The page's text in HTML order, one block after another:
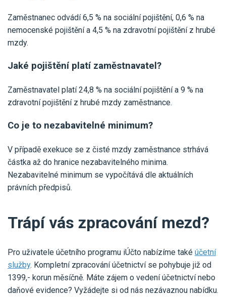
Zaměstnanec odvádí 6,5 % na sociální pojištění, 0,6 % na
nemocenské pojištění a 4,5 % na zdravotní pojištění z hrubé
mzdy.
Jaké pojištění platí zaměstnavatel?
Zaměstnavatel platí 24,8 % na sociální pojištění a 9 % na
zdravotní pojištění z hrubé mzdy zaměstnance.
Co je to nezabavitelné minimum?
V případě exekuce se z čisté mzdy zaměstnance strhává
částka až do hranice nezabavitelného minima.
Nezabavitelné minimum se vypočítává dle aktuálních
právních předpisů.
Trápí vás zpracování mezd?
Pro uživatele účetního programu iÚčto nabízíme také účetní
služby. Kompletní zpracování účetnictví se pohybuje již od
1399,- korun měsíčně. Máte zájem o vedení účetnictví nebo
daňové evidence? Vyžádejte si od nás nezávaznou nabídku.